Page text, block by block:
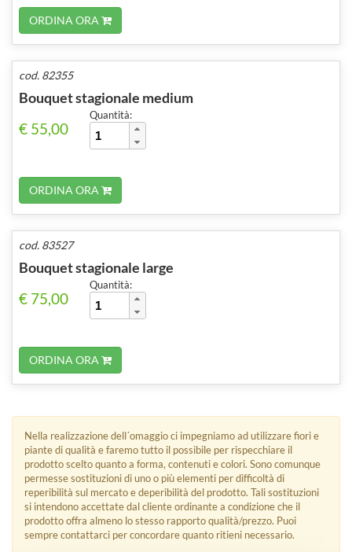
ORDINA ORA
cod. 82355
Bouquet stagionale medium
€ 55,00
Quantità:
ORDINA ORA
cod. 83527
Bouquet stagionale large
€ 75,00
Quantità:
ORDINA ORA
Nella realizzazione dell´omaggio ci impegniamo ad utilizzare fiori e
piante di qualità e faremo tutto il possibile per rispecchiare il
prodotto scelto quanto a forma, contenuti e colori. Sono comunque
permesse sostituzioni di uno o più elementi per difficoltà di
reperibilità sul mercato e deperibilità del prodotto. Tali sostituzioni
si intendono accettate dal cliente ordinante a condizione che il
prodotto offra almeno lo stesso rapporto qualità/prezzo. Puoi
sempre contattarci per concordare quanto ritieni necessario.